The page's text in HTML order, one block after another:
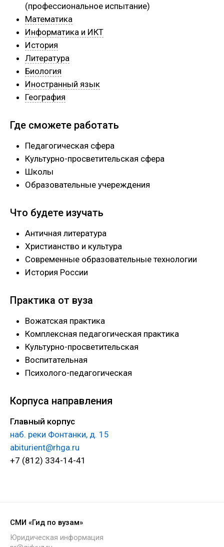
(профессиональное испытание)
Математика
Информатика и ИКТ
История
Литература
Биология
Иностранный язык
География
Где сможете работать
Педагогическая сфера
Культурно-просветительская сфера
Школы
Образовательные учереждения
Что будете изучать
Античная литература
Христианство и культура
Современные образовательные технологии
История России
Практика от вуза
Вожатская практика
Комплексная педагогическая практика
Культурно-просветительская
Воспитательная
Психолого-педагогическая
Корпуса направления
Главный корпус
наб. реки Фонтанки, д. 15
abiturient@rhga.ru
+7 (812) 334-14-41
СМИ «Гид по вузам»
Юридическая информация